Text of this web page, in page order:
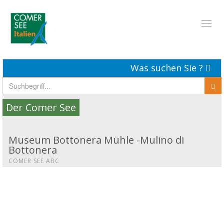
Was suchen Sie ?
Der Comer See
Museum Bottonera Mühle -Mulino di
Bottonera
COMER SEE ABC